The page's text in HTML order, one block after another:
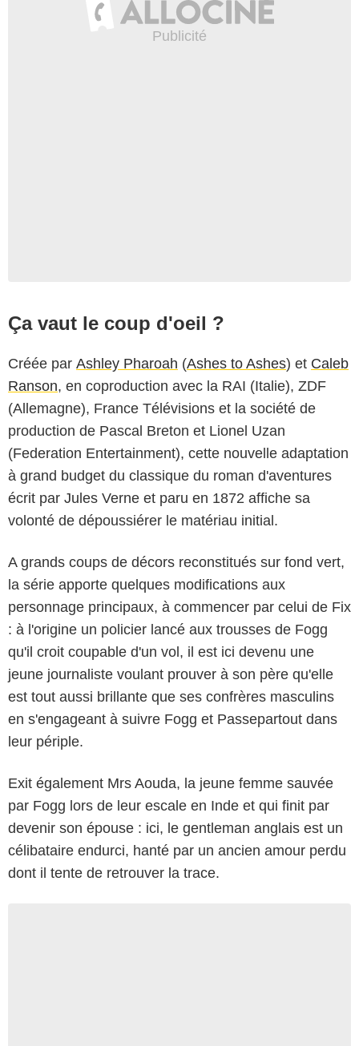
Ça vaut le coup d'oeil ?
Créée par Ashley Pharoah (Ashes to Ashes) et Caleb
Ranson, en coproduction avec la RAI (Italie), ZDF
(Allemagne), France Télévisions et la société de
production de Pascal Breton et Lionel Uzan
(Federation Entertainment), cette nouvelle adaptation
à grand budget du classique du roman d'aventures
écrit par Jules Verne et paru en 1872 affiche sa
volonté de dépoussiérer le matériau initial.
A grands coups de décors reconstitués sur fond vert,
la série apporte quelques modifications aux
personnage principaux, à commencer par celui de Fix
: à l'origine un policier lancé aux trousses de Fogg
qu'il croit coupable d'un vol, il est ici devenu une
jeune journaliste voulant prouver à son père qu'elle
est tout aussi brillante que ses confrères masculins
en s'engageant à suivre Fogg et Passepartout dans
leur périple.
Exit également Mrs Aouda, la jeune femme sauvée
par Fogg lors de leur escale en Inde et qui finit par
devenir son épouse : ici, le gentleman anglais est un
célibataire endurci, hanté par un ancien amour perdu
dont il tente de retrouver la trace.